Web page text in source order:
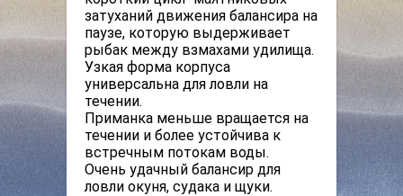
затуханий движения балансира на
паузе, которую выдерживает
рыбак между взмахами удилища.
Узкая форма корпуса
универсальна для ловли на
течении.
Приманка меньше вращается на
течении и более устойчива к
встречным потокам воды.
Очень удачный балансир для
ловли окуня, судака и щуки.